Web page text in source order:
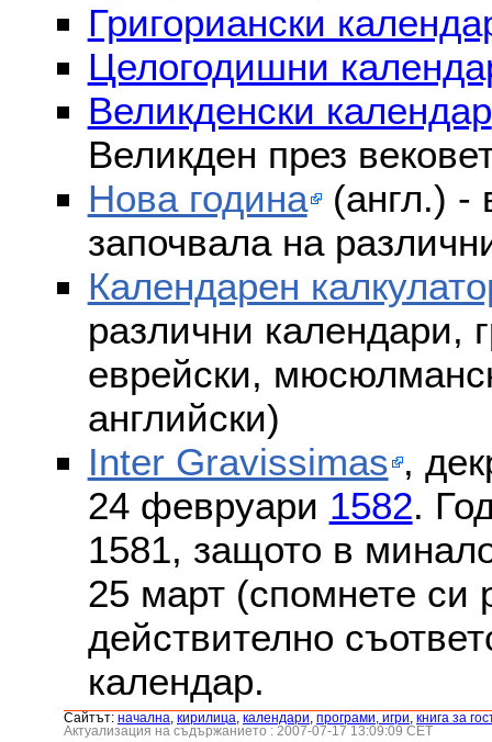
Григориански
Целогодишни
Великденски календар
Великден през
Нова година (англ.) -
започвала на
Календарен
различни календари,
еврейски,
английски)
Inter Gravissimas ,
24 февруари 1582.
1581, защото в
25 март (спомнете си
действително
календар.
Сайтът: началнa, кирилица, календари, програми, игри, книга за
Актуализация на съдържанието : 2007-07-17 13:09:09 CET